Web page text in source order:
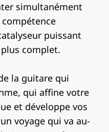
simultanément
puissant
complet.
la guitare qui
qui affine votre
et développe vos
voyage qui va au-